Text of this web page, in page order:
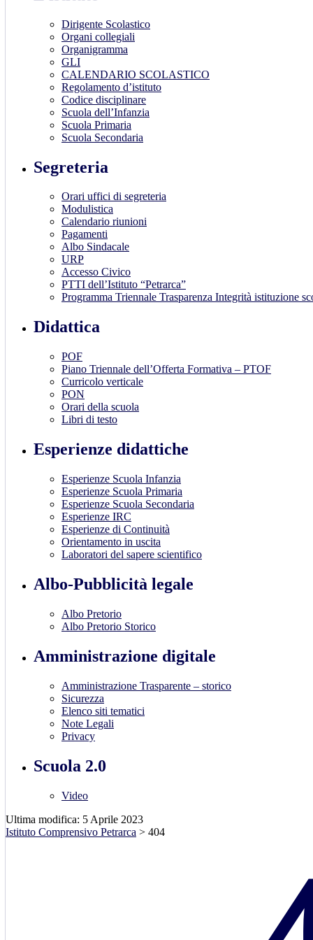
Dirigente Scolastico
Organi collegiali
Organigramma
GLI
CALENDARIO SCOLASTICO
Regolamento d’istituto
Codice disciplinare
Scuola dell’Infanzia
Scuola Primaria
Scuola Secondaria
Segreteria
Orari uffici di segreteria
Modulistica
Calendario riunioni
Pagamenti
Albo Sindacale
URP
Accesso Civico
PTTI dell’Istituto “Petrarca”
Programma Triennale Trasparenza Integrità istituzione
Didattica
POF
Piano Triennale dell’Offerta Formativa – PTOF
Curricolo verticale
PON
Orari della scuola
Libri di testo
Esperienze didattiche
Esperienze Scuola Infanzia
Esperienze Scuola Primaria
Esperienze Scuola Secondaria
Esperienze IRC
Esperienze di Continuità
Orientamento in uscita
Laboratori del sapere scientifico
Albo-Pubblicità legale
Albo Pretorio
Albo Pretorio Storico
Amministrazione digitale
Amministrazione Trasparente – storico
Sicurezza
Elenco siti tematici
Note Legali
Privacy
Scuola 2.0
Video
Ultima modifica: 5 Aprile 2023
Istituto Comprensivo Petrarca > 404